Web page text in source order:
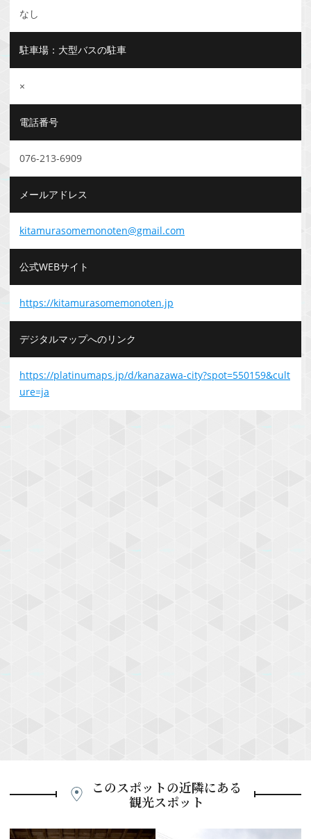
なし
駐車場：大型バスの駐車
×
電話番号
076-213-6909
メールアドレス
kitamurasomemonoten@gmail.com
公式WEBサイト
https://kitamurasomemonoten.jp
デジタルマップへのリンク
https://platinumaps.jp/d/kanazawa-city?spot=550159&cult
ure=ja
このスポットの近隣にある
観光スポット